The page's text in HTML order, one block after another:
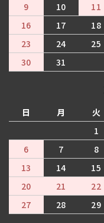
9
10 11
16
17 18
23
24 25
30
31
日 月 火
1
6
7 8
13
14 15
20
21 22
27
28 29